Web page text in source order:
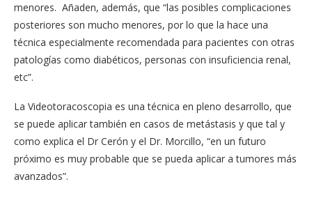
menores. Añaden, además, que “las posibles complicaciones
posteriores son mucho menores, por lo que la hace una
técnica especialmente recomendada para pacientes con otras
patologías como diabéticos, personas con insuficiencia renal,
etc”.
La Videotoracoscopia es una técnica en pleno desarrollo, que
se puede aplicar también en casos de metástasis y que tal y
como explica el Dr Cerón y el Dr. Morcillo, “en un futuro
próximo es muy probable que se pueda aplicar a tumores más
avanzados”.